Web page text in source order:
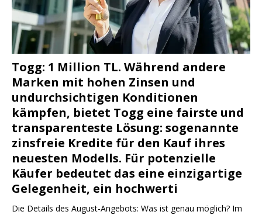
Togg: 1 Million TL. Während andere
Marken mit hohen Zinsen und
undurchsichtigen Konditionen
kämpfen, bietet Togg eine fairste und
transparenteste Lösung: sogenannte
zinsfreie Kredite für den Kauf ihres
neuesten Modells. Für potenzielle
Käufer bedeutet das eine einzigartige
Gelegenheit, ein hochwerti
Die Details des August-Angebots: Was ist genau möglich? Im